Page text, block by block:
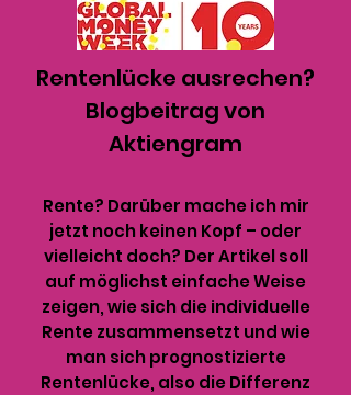
Rentenlücke ausrechen?
Blogbeitrag von
Aktiengram
Rente? Darüber mache ich mir
jetzt noch keinen Kopf – oder
vielleicht doch? Der Artikel soll
auf möglichst einfache Weise
zeigen, wie sich die individuelle
Rente zusammensetzt und wie
man sich prognostizierte
Rentenlücke, also die Differenz